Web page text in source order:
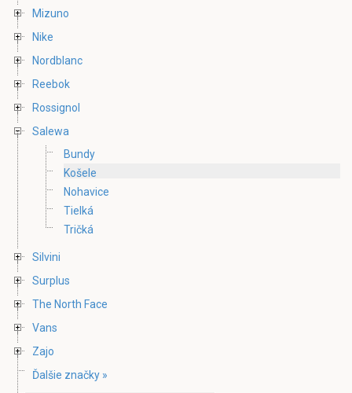
Mizuno
Nike
Nordblanc
Reebok
Rossignol
Salewa
Bundy
Košele
Nohavice
Tielká
Tričká
Silvini
Surplus
The North Face
Vans
Zajo
Ďalšie značky »